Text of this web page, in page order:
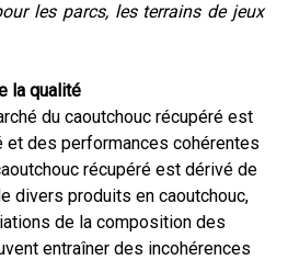
les parcs, les terrains de jeux
la qualité
du caoutchouc récupéré est
et des performances cohérentes
récupéré est dérivé de
divers produits en caoutchouc,
de la composition des
entraîner des incohérences